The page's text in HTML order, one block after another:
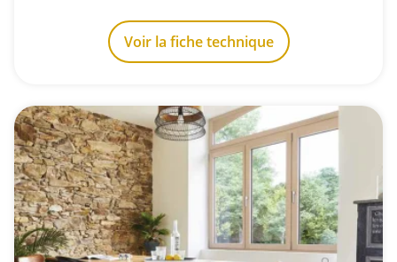
Voir la fiche technique